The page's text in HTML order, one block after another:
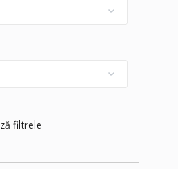
filtrele